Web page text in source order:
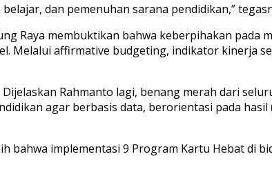
dan pemenuhan sarana pendidikan,”
Raya membuktikan bahwa keberpihakan pada
Melalui affirmative budgeting, indikator kinerja
Rahmanto lagi, benang merah dari
agar berbasis data, berorientasi pada
bahwa implementasi 9 Program Kartu Hebat di